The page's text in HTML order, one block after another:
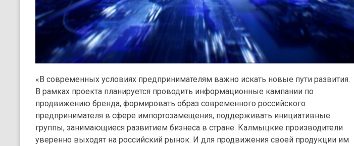
«В современных условиях предпринимателям важно искать новые пути развития.
В рамках проекта планируется проводить информационные кампании по
продвижению бренда, формировать образ современного российского
предпринимателя в сфере импортозамещения, поддерживать инициативные
группы, занимающиеся развитием бизнеса в стране. Калмыцкие производители
уверенно выходят на российский рынок. И для продвижения своей продукции им